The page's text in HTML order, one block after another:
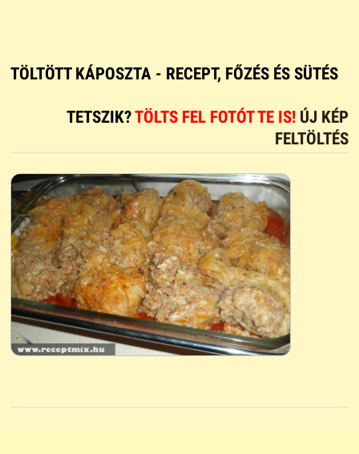
TÖLTÖTT KÁPOSZTA - RECEPT, FŐZÉS ÉS SÜTÉS
TETSZIK?TÖLTS FEL FOTÓT TE IS! ÚJ KÉP
FELTÖLTÉS